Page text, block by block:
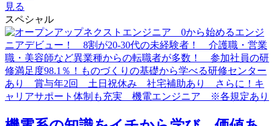
見る
スペシャル